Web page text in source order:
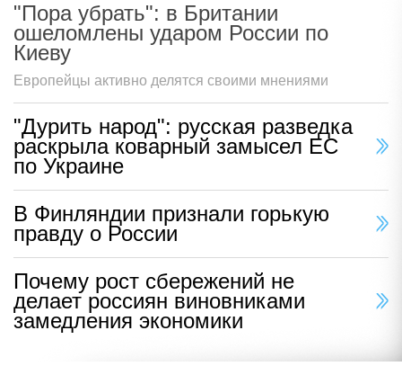
"Пора убрать": в Британии
ошеломлены ударом России по
Киеву
Европейцы активно делятся своими мнениями
"Дурить народ": русская разведка
раскрыла коварный замысел ЕС
по Украине
В Финляндии признали горькую
правду о России
Почему рост сбережений не
делает россиян виновниками
замедления экономики